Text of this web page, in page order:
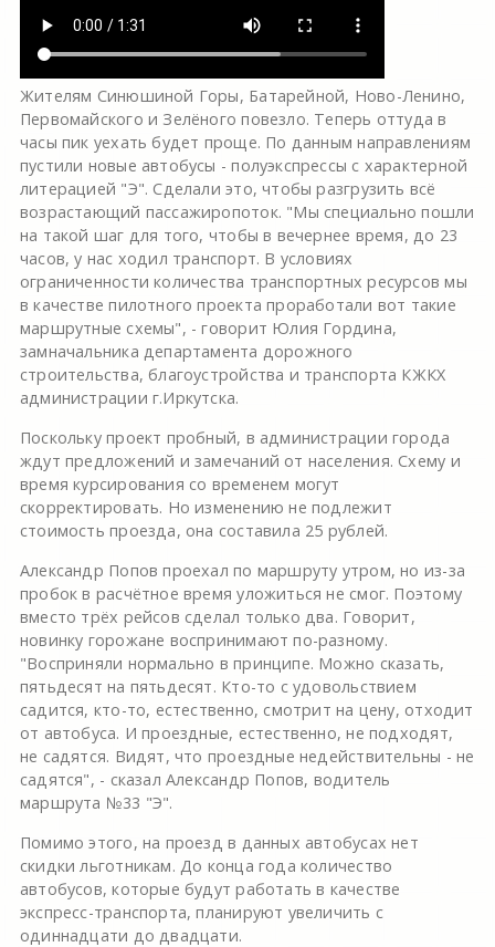
Жителям Синюшиной Горы, Батарейной, Ново-Ленино,
Первомайского и Зелёного повезло. Теперь оттуда в
часы пик уехать будет проще. По данным направлениям
пустили новые автобусы - полуэкспрессы с характерной
литерацией "Э". Сделали это, чтобы разгрузить всё
возрастающий пассажиропоток. "Мы специально пошли
на такой шаг для того, чтобы в вечернее время, до 23
часов, у нас ходил транспорт. В условиях
ограниченности количества транспортных ресурсов мы
в качестве пилотного проекта проработали вот такие
маршрутные схемы", - говорит Юлия Гордина,
замначальника департамента дорожного
строительства, благоустройства и транспорта КЖКХ
администрации г.Иркутска.
Поскольку проект пробный, в администрации города
ждут предложений и замечаний от населения. Схему и
время курсирования со временем могут
скорректировать. Но изменению не подлежит
стоимость проезда, она составила 25 рублей.
Александр Попов проехал по маршруту утром, но из-за
пробок в расчётное время уложиться не смог. Поэтому
вместо трёх рейсов сделал только два. Говорит,
новинку горожане воспринимают по-разному.
"Восприняли нормально в принципе. Можно сказать,
пятьдесят на пятьдесят. Кто-то с удовольствием
садится, кто-то, естественно, смотрит на цену, отходит
от автобуса. И проездные, естественно, не подходят,
не садятся. Видят, что проездные недействительны - не
садятся", - сказал Александр Попов, водитель
маршрута №33 "Э".
Помимо этого, на проезд в данных автобусах нет
скидки льготникам. До конца года количество
автобусов, которые будут работать в качестве
экспресс-транспорта, планируют увеличить с
одиннадцати до двадцати.